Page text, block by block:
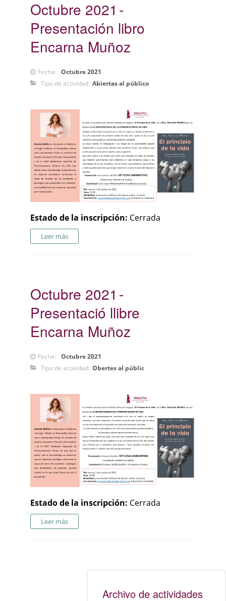
Octubre 2021
Presentación libro
Encarna Muñoz
Fecha:
Octubre 2021
Tipo de actividad: Abiertas al público
Estado de la inscripción: Cerrada
Leer más
Octubre 2021
Presentació llibre
Encarna Muñoz
Fecha:
Octubre 2021
Tipo de actividad: Obertes al públic
Estado de la inscripción: Cerrada
Leer más
Archivo de actividades